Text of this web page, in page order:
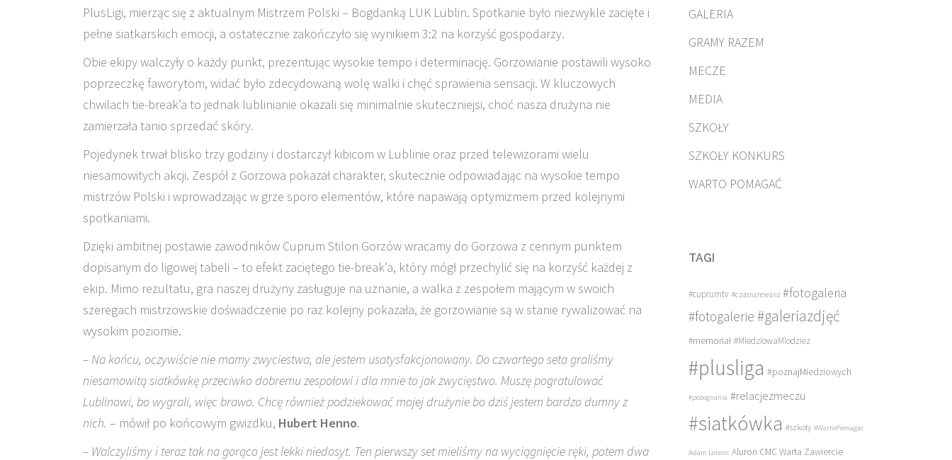
PlusLigi, mierząc się z aktualnym Mistrzem Polski – Bogdanką LUK Lublin. Spotkanie było niezwykle zacięte i
pełne siatkarskich emocji, a ostatecznie zakończyło się wynikiem 3:2 na korzyść gospodarzy.
Obie ekipy walczyły o każdy punkt, prezentując wysokie tempo i determinację. Gorzowianie postawili wysoko
poprzeczkę faworytom, widać było zdecydowaną wolę walki i chęć sprawienia sensacji. W kluczowych
chwilach tie-break’a to jednak lublinianie okazali się minimalnie skuteczniejsi, choć nasza drużyna nie
zamierzała tanio sprzedać skóry.
Pojedynek trwał blisko trzy godziny i dostarczył kibicom w Lublinie oraz przed telewizorami wielu
niesamowitych akcji. Zespół z Gorzowa pokazał charakter, skutecznie odpowiadając na wysokie tempo
mistrzów Polski i wprowadzając w grze sporo elementów, które napawają optymizmem przed kolejnymi
spotkaniami.
Dzięki ambitnej postawie zawodników Cuprum Stilon Gorzów wracamy do Gorzowa z cennym punktem
dopisanym do ligowej tabeli – to efekt zaciętego tie-break’a, który mógł przechylić się na korzyść każdej z
ekip. Mimo rezultatu, gra naszej drużyny zasługuje na uznanie, a walka z zespołem mającym w swoich
szeregach mistrzowskie doświadczenie po raz kolejny pokazała, że gorzowianie są w stanie rywalizować na
wysokim poziomie.
– Na końcu, oczywiście nie mamy zwyciestwa, ale jestem usatysfakcjonowany. Do czwartego seta graliśmy
niesamowitą siatkówkę przeciwko dobremu zespołowi i dla mnie to jak zwycięstwo. Muszę pogratulować
Lublinowi, bo wygrali, więc brawo. Chcę również podziekować mojej drużynie bo dziś jestem bardzo dumny z
nich. – mówił po końcowym gwizdku, Hubert Henno.
– Walczyliśmy i teraz tak na gorąco jest lekki niedosyt. Ten pierwszy set mieliśmy na wyciągnięcie ręki, potem dwa
GALERIA
GRAMY RAZEM
MECZE
MEDIA
SZKOŁY
SZKOŁY KONKURS
WARTO POMAGAĆ
TAGI
#cuprumtv #czasnarewanż #fotogaleria
#fotogalerie #galeriazdjęć
#memoriał #MiedziowaMlodziez
#plusliga #poznajMiedziowych
#pożegnania #relacjezmeczu
#siatkówka #szkoły #WartoPomagac
Adam Lorenc Aluron CMC Warta Zawiercie